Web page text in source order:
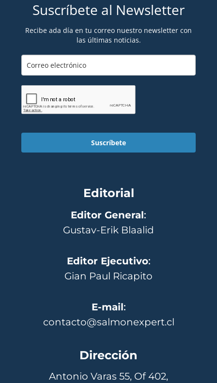
Suscríbete al Newsletter
Recibe ada día en tu correo nuestro newsletter con
las últimas noticias.
Suscríbete
Editorial
Editor General:
Gustav-Erik Blaalid
Editor Ejecutivo:
Gian Paul Ricapito
E-mail:
contacto@salmonexpert.cl
Dirección
Antonio Varas 55, Of 402,